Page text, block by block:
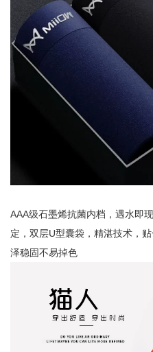
AAA级石墨烯抗菌内档，遇水即
定，双层U型囊袋，精湛技术，
泽稳固不易掉色